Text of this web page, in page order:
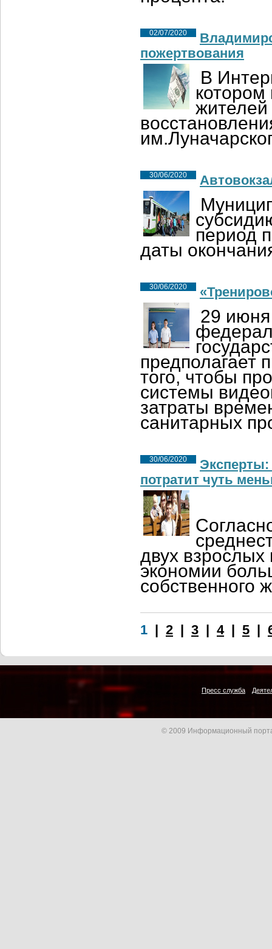
02/07/2020
пожертвования
В
котором
30/06/2020
период
даты
30/06/2020
29
предполагает
того, чтобы
системы
затраты
санитарных
30/06/2020
Эксперты:
потратит чуть
двух взрослых
экономии
собственного
1 | 2 | 3 | 4| 5 |
Пресс служба
© 2009 Информационный